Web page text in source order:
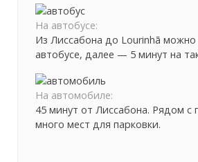
На автобусе:
Из Лиссабона до Lourinhã можно
автобусе, далее — 5 минут на
На автомобиле:
45 минут от Лиссабона. Рядом с
много мест для парковки.